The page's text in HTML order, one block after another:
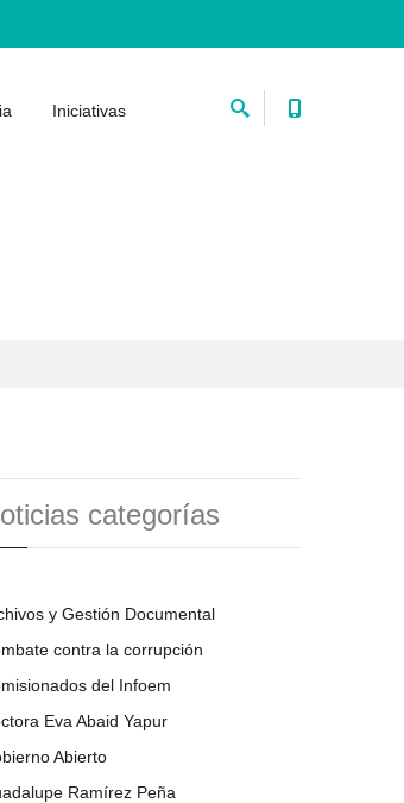
Iniciativas
categorías
y Gestión Documental
contra la corrupción
del Infoem
Eva Abaid Yapur
Abierto
Ramírez Peña